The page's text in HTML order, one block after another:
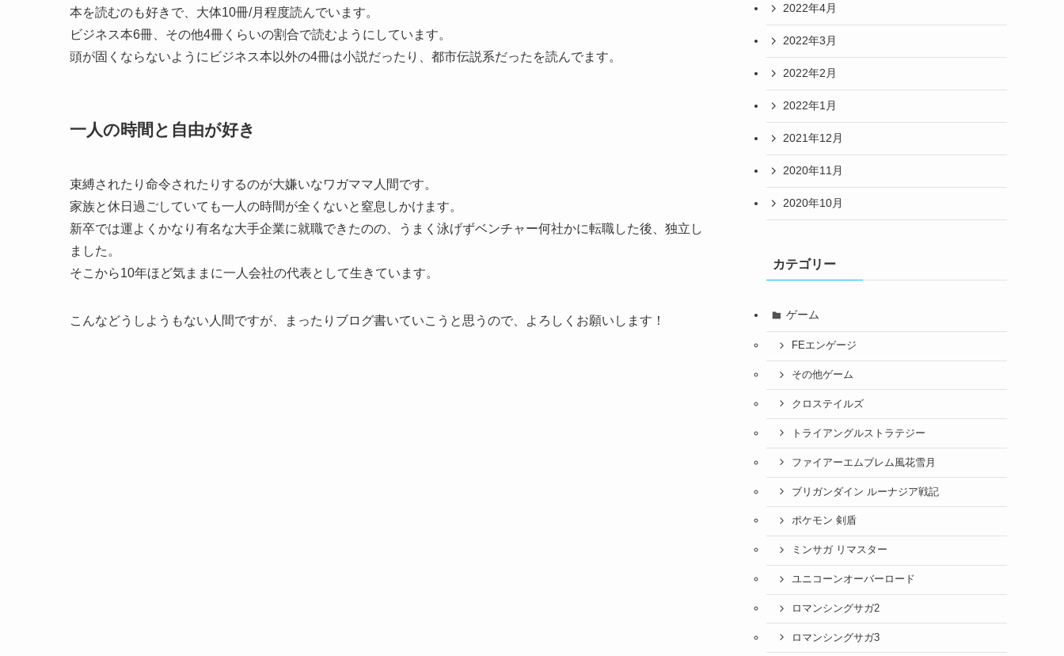
本を読むのも好きで、大体10冊/月程度読んでいます。
ビジネス本6冊、その他4冊くらいの割合で読むようにしています。
頭が固くならないようにビジネス本以外の4冊は小説だったり、都市伝説系だったを読んでます。
一人の時間と自由が好き
束縛されたり命令されたりするのが大嫌いなワガママ人間です。
家族と休日過ごしていても一人の時間が全くないと窒息しかけます。
新卒では運よくかなり有名な大手企業に就職できたのの、うまく泳げずベンチャー何社かに転職した後、独立し
ました。
そこから10年ほど気ままに一人会社の代表として生きています。
こんなどうしようもない人間ですが、まったりブログ書いていこうと思うので、よろしくお願いします！
2022年4月
2022年3月
2022年2月
2022年1月
2021年12月
2020年11月
2020年10月
カテゴリー
ゲーム
FEエンゲージ
その他ゲーム
クロステイルズ
トライアングルストラテジー
ファイアーエムブレム風花雪月
ブリガンダイン ルーナジア戦記
ポケモン 剣盾
ミンサガ リマスター
ユニコーンオーバーロード
ロマンシングサガ2
ロマンシングサガ3